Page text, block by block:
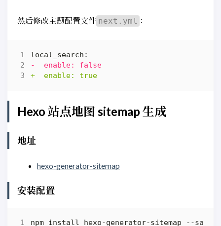
然后修改主题配置文件 next.yml ：
Hexo 站点地图 sitemap 生成
地址
hexo-generator-sitemap
安装配置